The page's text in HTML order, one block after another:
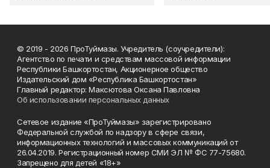
© 2019 - 2026 ПроТуймазы. Учредитель (соучредители):
Агентство по печати и средствам массовой информации
Республики Башкортостан, Акционерное общество
Издательский дом «Республика Башкортостан»
Главный редактор: Максютова Оксана Павловна
Об использовании персональных данных
Сетевое издание «ПроТуймазы» зарегистрировано
Федеральной службой по надзору в сфере связи,
информационных технологий и массовых коммуникаций от
26.04.2019. Регистрационный номер СМИ ЭЛ № ФС 77-75680.
Запрещено для детей «18+»